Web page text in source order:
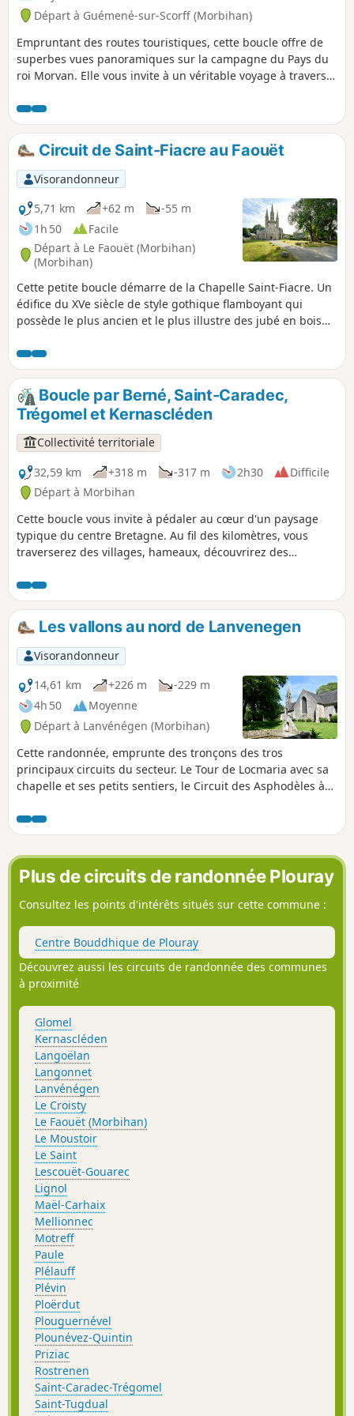
Nicol, la fontaine et la chapelle de Crénénan
Départ à Guémené-sur-Scorff (Morbihan)
Empruntant des routes touristiques, cette boucle offre de
superbes vues panoramiques sur la campagne du Pays du
roi Morvan. Elle vous invite à un véritable voyage à travers
la Reine, des vestiges du Château des Rohan, ainsi que la
Maison Limbour à Guémené-sur-Scorff. À Kernascléden,
entrez dans la célèbre église Notre-Dame à l'architecture
gothique flamboyante, pour y découvrir l'une des deux
danses macabre en Bretagne. Traversez la rue pour visiter
la Maison de la Chauve-Souris, véritable immersion dans le
monde de ce mammifère mystérieux.Conçue pour allier
loisirs et découverte, cette boucle proposée par Roi Morvan
Communauté est adaptée au vélo à assistance électrique
(VAE) ou au vélo tout chemin (VTC).Boucle avec parfois
rend plus idéale pour un public sportif.
Circuit de Saint-Fiacre au Faouët
Visorandonneur
5,71 km
+62 m
-55 m
1h 50
Facile
Départ à Le Faouët (Morbihan)
(Morbihan)
Cette petite boucle démarre de la Chapelle Saint-Fiacre. Un
édifice du XVe siècle de style gothique flamboyant qui
possède le plus ancien et le plus illustre des jubé en bois
découvrira sa fontaine, dont une légende raconte que son
eau guérirait les maladies de peau.
Boucle par Berné, Saint-Caradec,
Trégomel et Kernascléden
Collectivité territoriale
32,59 km
+318 m -317 m 2h30
Difficile
Départ à Morbihan
Cette boucle vous invite à pédaler au cœur d'un paysage
typique du centre Bretagne. Au fil des kilomètres, vous
traverserez des villages, hameaux, découvrirez des
superbes points de vue sur la campagne environnante,
avec une magnifique route ombragée longeant la vallée du
Scorff. En pleine montée faite une halte au hameau
médiéval de Pont Callec, un incontournable du Pays du roi
Morvan ! Votre passage par Kernascléden sera l'occasion
d'entrer dans la célèbre église Notre-Dame de
Kernascléden à l'architecture gothique flamboyante qui
accueille l'une des deux danses macabres en Bretagne. En
face, la Maison de la Chauve-Souris vous dira tout sur le
monde de ce mammifère mystérieux. Conçue pour allier
loisirs et découverte, cette boucle proposée par Roi Morvan
Communauté est adaptée au vélo à assistance électrique
(VAE) ou au vélo tout chemin (VTC). Circuit idéal pour les
Les vallons au nord de Lanvenegen
Visorandonneur
14,61 km
+226 m
-229 m
4h 50
Moyenne
Départ à Lanvénégen (Morbihan)
Cette randonnée, emprunte des tronçons des tros
principaux circuits du secteur. Le Tour de Locmaria avec sa
chapelle et ses petits sentiers, le Circuit des Asphodèles à
traverse toute la région en faisant découvrir les principales
attractions. Une belle virée essentiellement forestière,
vallonnée, avec ses chemins creux, ses rivières et ses lieux
insolites.
Plus de circuits de randonnée Plouray
Consultez les points d'intérêts situés sur cette commune :
Centre Bouddhique de Plouray
Découvrez aussi les circuits de randonnée des communes
à proximité
Glomel
Kernascléden
Langoëlan
Langonnet
Lanvénégen
Le Croisty
Le Faouët (Morbihan)
Le Moustoir
Le Saint
Lescouët-Gouarec
Lignol
Maël-Carhaix
Mellionnec
Motreff
Paule
Plélauff
Plévin
Ploërdut
Plouguernével
Plounévez-Quintin
Priziac
Rostrenen
Saint-Caradec-Trégomel
Saint-Tugdual